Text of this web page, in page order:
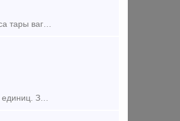
Фитинговая платформа, 40-футовая 4-осьная, Модель: 13-9744-01 Грузоподъемность -72 т Масса тары вагона-22т Длина: по осям сцепления автосцепок-14620 мм по концевым балкам рам
Сдадим в аренду собственные платформы мод. 13-9744-02, 2018 года постройки в количестве 5 единиц. Завод изготовитель АО Трансмаш. Цена договорная. Количество осей: Четырехосный Грузопод